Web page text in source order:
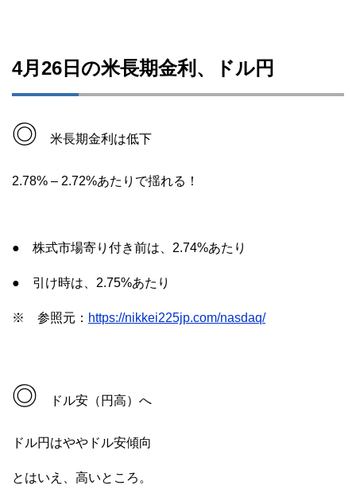
4月26日の米長期金利、ドル円
◎ 米長期金利は低下
2.78% – 2.72%あたりで揺れる！
● 株式市場寄り付き前は、2.74%あたり
● 引け時は、2.75%あたり
※ 参照元： https://nikkei225jp.com/nasdaq/
◎ ドル安（円高）へ
ドル円はややドル安傾向
とはいえ、高いところ。